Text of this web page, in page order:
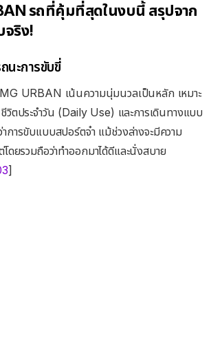
รถที่คุ้มที่สุดในงบนี้ สรุปจาก
จริง!
นะการขับขี่
URBAN เน้นความนุ่มนวลเป็นหลัก เหมาะ
วิตประจำวัน (Daily Use) และการเดินทางแบบ
การขับแบบสปอร์ตจ๋า แม้ช่วงล่างจะมีความ
ดยรวมถือว่าทำออกมาได้ดีและนั่งสบาย
]